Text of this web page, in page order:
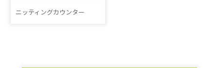
ニッティングカウンター